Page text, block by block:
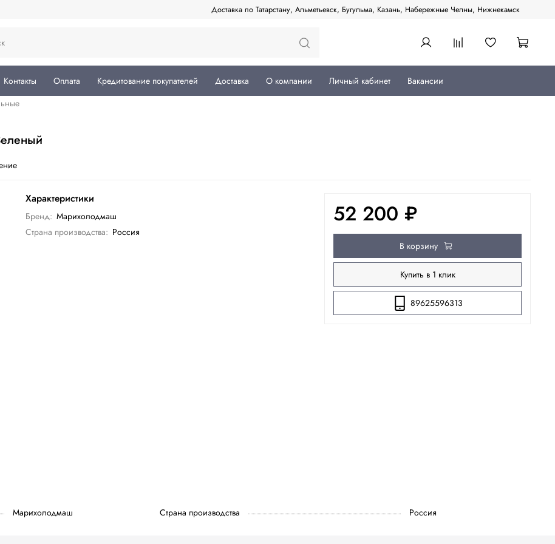
Доставка по Татарстану, Альметьевск, Бугульма, Казань, Набережные Челны, Нижнекамск
Контакты Оплата Кредитование покупателей Доставка О компании Личный кабинет
Вакансии
Характеристики
Бренд: Марихолодмаш
Страна производства: Россия
52 200 ₽
В корзину
Купить в 1 клик
89625596313
Марихолодмаш Страна производства Россия